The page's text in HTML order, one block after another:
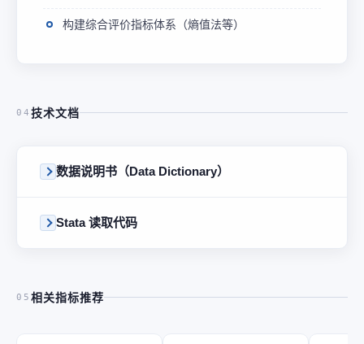
构建综合评价指标体系（熵值法等）
04 技术文档
数据说明书（Data Dictionary）
Stata 读取代码
05 相关指标推荐